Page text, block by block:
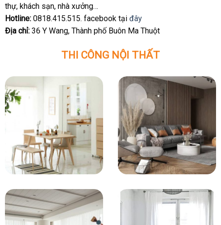
thự, khách sạn, nhà xưởng…
Hotline: 0818.415.515. facebook tại đây
Địa chỉ: 36 Y Wang, Thành phố Buôn Ma Thuột
THI CÔNG NỘI THẤT